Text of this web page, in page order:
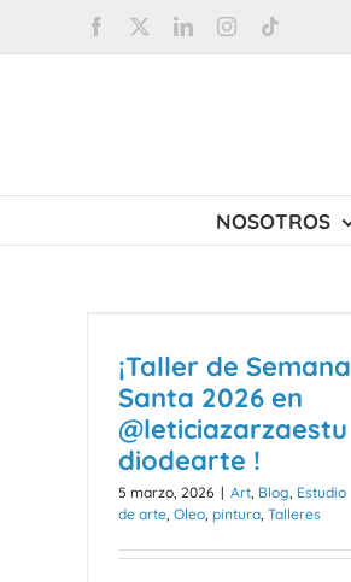
Facebook LinkedInInstagram
NOSOTROS
¡Taller de Semana
Santa 2026 en
@leticiazarzaestu
diodearte !
5 marzo, 2026 | Art, Blog, Estudio
de arte, Oleo, pintura, Talleres